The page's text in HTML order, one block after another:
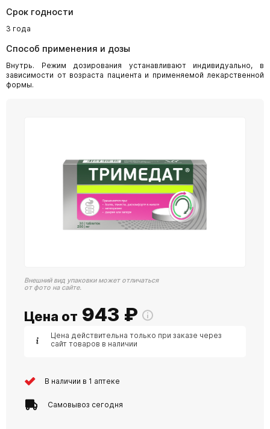
Срок годности
3 года
Способ применения и дозы
Внутрь. Режим дозирования устанавливают индивидуально, в
зависимости от возраста пациента и применяемой лекарственной
формы.
Внешний вид упаковки может отличаться
от фото на сайте.
Цена от 943 ₽
Цена действительна только при заказе через
сайт товаров в наличии
В наличии в 1 аптеке
Самовывоз сегодня